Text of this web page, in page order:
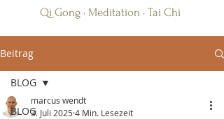
Qi Gong · Meditation · Tai Chi
Beitrag
BLOG
BLOG
marcus wendt
3. Juli 2025 4 Min. Lesezeit